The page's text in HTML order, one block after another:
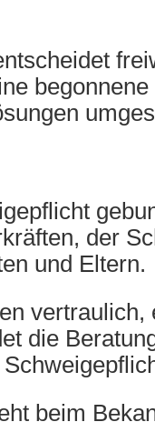
der
und Eltern.
vertraulich,
die
beim